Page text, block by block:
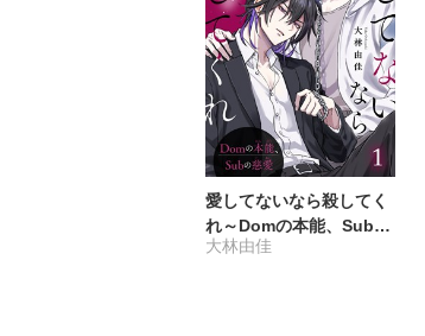
愛してないなら殺してく
れ～Domの本能、Subの
慈愛～
大林由佳